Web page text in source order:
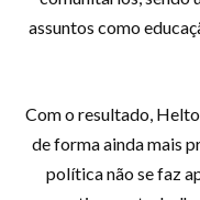
assuntos como
Com o resultado,
de forma ainda mais
política não se faz